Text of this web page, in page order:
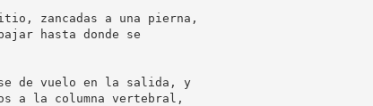
zancadas a una pierna,
hasta donde se
de vuelo en la salida, y
a la columna vertebral,